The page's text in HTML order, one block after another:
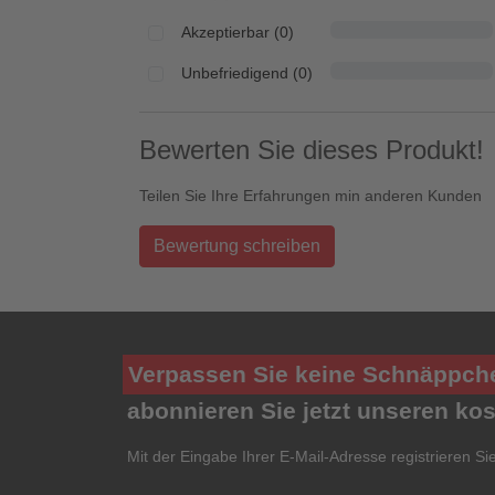
Akzeptierbar (0)
Unbefriedigend (0)
Bewerten Sie dieses Produkt!
Teilen Sie Ihre Erfahrungen min anderen Kunden
Bewertung schreiben
Verpassen Sie keine
abonnieren Sie jetzt unseren
Mit der Eingabe Ihrer E-Mail-Adresse registrieren